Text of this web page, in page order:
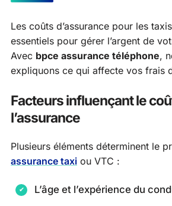
Les coûts d’assurance pour les
essentiels pour gérer l’argent de
Avec bpce assurance téléphone,
expliquons ce qui affecte vos frais
Facteurs influençant le
l’assurance
Plusieurs éléments déterminent le
assurance taxi ou VTC :
L’âge et l’expérience du